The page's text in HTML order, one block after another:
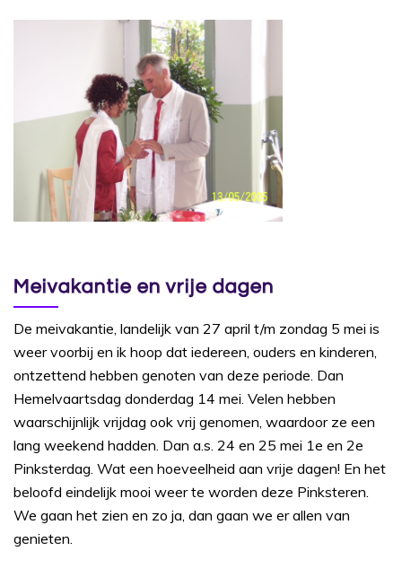
Meivakantie en vrije dagen
De meivakantie, landelijk van 27 april t/m zondag 5 mei is
weer voorbij en ik hoop dat iedereen, ouders en kinderen,
ontzettend hebben genoten van deze periode. Dan
Hemelvaartsdag donderdag 14 mei. Velen hebben
waarschijnlijk vrijdag ook vrij genomen, waardoor ze een
lang weekend hadden. Dan a.s. 24 en 25 mei 1e en 2e
Pinksterdag. Wat een hoeveelheid aan vrije dagen! En het
beloofd eindelijk mooi weer te worden deze Pinksteren.
We gaan het zien en zo ja, dan gaan we er allen van
genieten.